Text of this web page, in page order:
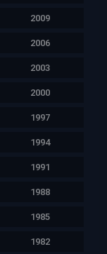
2009
2006
2003
2000
1997
1994
1991
1988
1985
1982